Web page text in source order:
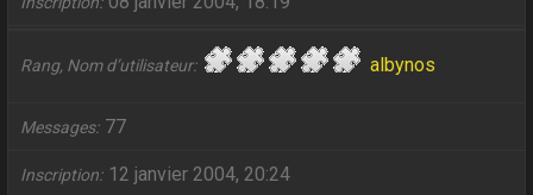
Rang, Nom d’utilisateur albynos
Messages 77
Inscription 12 janvier 2004, 20:24